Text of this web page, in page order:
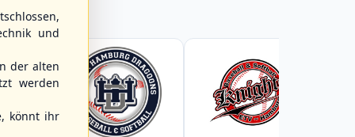
und
der alten
werden
könnt ihr